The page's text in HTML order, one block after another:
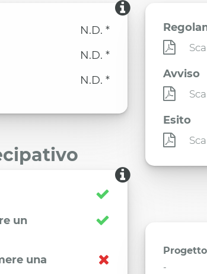
N.D. *
N.D. *
N.D. * Avviso
Esito
un
una
-